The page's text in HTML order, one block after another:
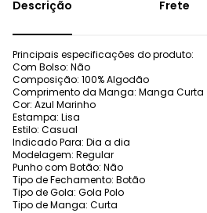
Frete
Principais especificações do produto:
Com Bolso: Não
Composição: 100% Algodão
Comprimento da Manga: Manga Curta
Cor: Azul Marinho
Estampa: Lisa
Estilo: Casual
Indicado Para: Dia a dia
Modelagem: Regular
Punho com Botão: Não
Tipo de Fechamento: Botão
Tipo de Gola: Gola Polo
Tipo de Manga: Curta